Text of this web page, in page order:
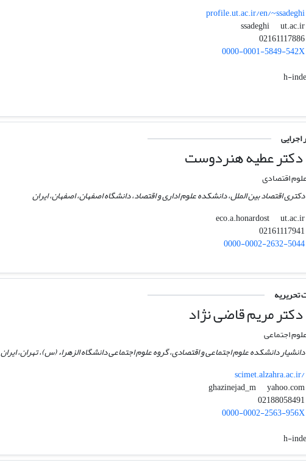
profile.ut.ac.ir/en/~ssadeghi
ssadeghi
ut.ac.ir
02161117886
0000-0001-5849-542X
h-
اجرایی
دکتر عطیه هنردوست
اقتصادی
دکتری اقتصاد بین الملل، دانشکده علوم اداری و اقتصاد، دانشگاه اصفهان، اصفهان، ایران
eco.a.honardost
ut.ac.ir
0000-0002-2632-5044
تحریریه
دکتر مریم قاضی نژاد
اجتماعی
دانشیار دانشکده علوم اجتماعی و اقتصادی، گروه علوم اجتماعی دانشگاه الزهراء (س)، تهران، ایران
scimet.alzahra.ac.ir/
ghazinejad_m
yahoo.com
0000-0002-2563-956X
h-